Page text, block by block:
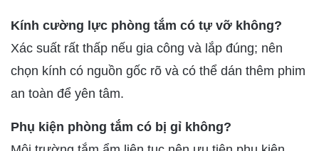
Kính cường lực phòng tắm có tự vỡ không?
Xác suất rất thấp nếu gia công và lắp đúng; nên
chọn kính có nguồn gốc rõ và có thể dán thêm phim
an toàn để yên tâm.
Phụ kiện phòng tắm có bị gỉ không?